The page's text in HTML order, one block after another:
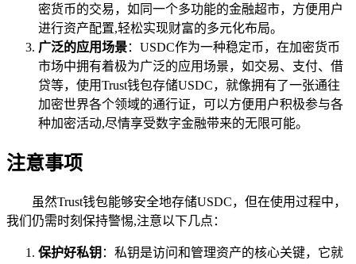
密货币的交易，如同一个多功能的金融超市，方便用户
进行资产配置,轻松实现财富的多元化布局。
广泛的应用场景：USDC作为一种稳定币，在加密货币
市场中拥有着极为广泛的应用场景，如交易、支付、借
贷等，使用Trust钱包存储USDC，就像拥有了一张通往
加密世界各个领域的通行证，可以方便用户积极参与各
种加密活动,尽情享受数字金融带来的无限可能。
注意事项
虽然Trust钱包能够安全地存储USDC，但在使用过程中，
我们仍需时刻保持警惕,注意以下几点：
保护好私钥 ：私钥是访问和管理资产的核心关键，它就